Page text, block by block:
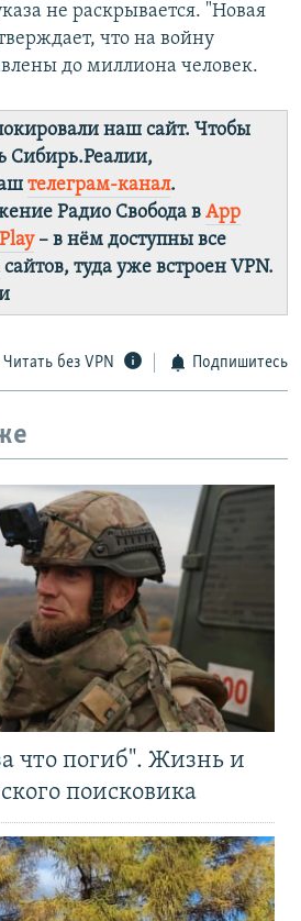
не раскрывается. "Новая
что на войну
до миллиона человек.
наш сайт. Чтобы
Сибирь.Реалии,
телеграм-канал.
Радио Свобода в App
– в нём доступны все
туда уже встроен VPN.
Читать без VPN Подпишитесь
что погиб". Жизнь и
поисковика